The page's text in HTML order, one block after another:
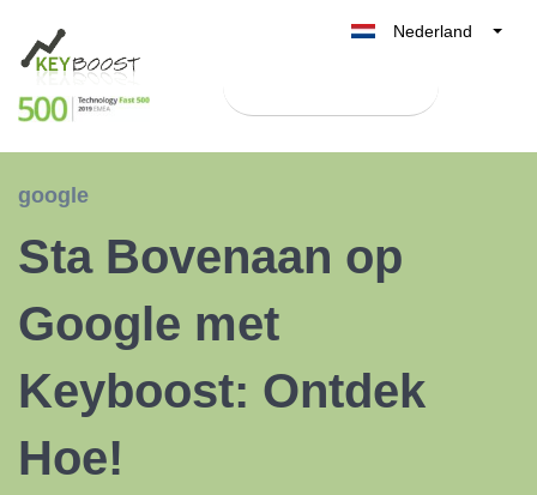
Nederland
België
google
Sta Bovenaan op
Google met
Keyboost: Ontdek
Hoe!